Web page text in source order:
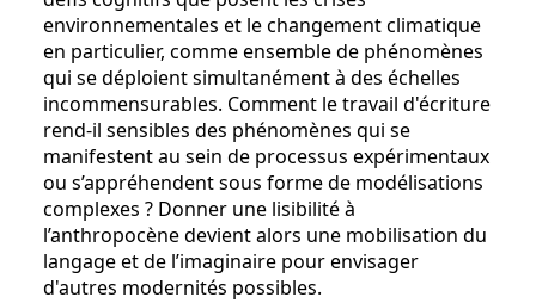
environnementales et le changement climatique
en particulier, comme ensemble de phénomènes
qui se déploient simultanément à des échelles
incommensurables. Comment le travail d'écriture
rend-il sensibles des phénomènes qui se
manifestent au sein de processus expérimentaux
ou s’appréhendent sous forme de modélisations
complexes ? Donner une lisibilité à
l’anthropocène devient alors une mobilisation du
langage et de l’imaginaire pour envisager
d'autres modernités possibles.